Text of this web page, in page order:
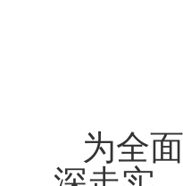
为全